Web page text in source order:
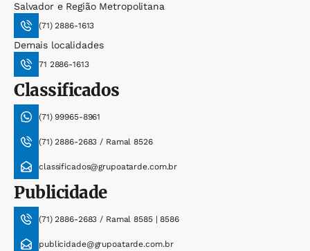
Salvador e Região Metropolitana
(71) 2886-1613
Demais localidades
71 2886-1613
Classificados
(71) 99965-8961
(71) 2886-2683 / Ramal 8526
classificados@grupoatarde.com.br
Publicidade
(71) 2886-2683 / Ramal 8585 | 8586
publicidade@grupoatarde.com.br